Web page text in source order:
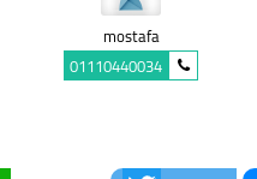
mostafa
01110440034